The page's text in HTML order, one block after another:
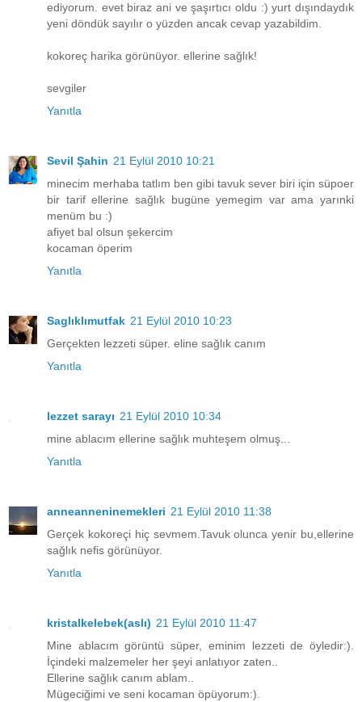
ediyorum. evet biraz ani ve şaşırtıcı oldu :) yurt dışındaydık
yeni döndük sayılır o yüzden ancak cevap yazabildim.
kokoreç harika görünüyor. ellerine sağlık!
sevgiler
Yanıtla
Sevil Şahin 21 Eylül 2010 10:21
minecim merhaba tatlım ben gibi tavuk sever biri için süpoer
bir tarif ellerine sağlık bugüne yemegim var ama yarınki
menüm bu :)
afiyet bal olsun şekercim
kocaman öperim
Yanıtla
Saglıklımutfak 21 Eylül 2010 10:23
Gerçekten lezzeti süper. eline sağlık canım
Yanıtla
lezzet sarayı 21 Eylül 2010 10:34
mine ablacım ellerine sağlık muhteşem olmuş...
Yanıtla
anneanneninemekleri 21 Eylül 2010 11:38
Gerçek kokoreçi hiç sevmem.Tavuk olunca yenir bu,ellerine
sağlık nefis görünüyor.
Yanıtla
kristalkelebek(aslı) 21 Eylül 2010 11:47
Mine ablacım görüntü süper, eminim lezzeti de öyledir:).
İçindeki malzemeler her şeyi anlatıyor zaten..
Ellerine sağlık canım ablam..
Mügeciğimi ve seni kocaman öpüyorum:).